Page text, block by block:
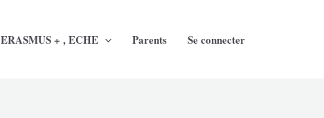
ERASMUS + , ECHE Parents Se connecter